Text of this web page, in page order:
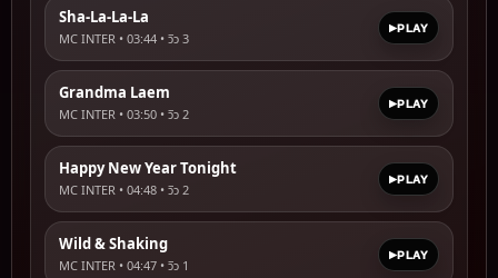
Sha-La-La-La
MC INTER • 03:44 • วิว 3
PLAY
Grandma Laem
MC INTER • 03:50 • วิว 2
PLAY
Happy New Year Tonight
MC INTER • 04:48 • วิว 2
PLAY
Wild & Shaking
MC INTER • 04:47 • วิว 1
PLAY